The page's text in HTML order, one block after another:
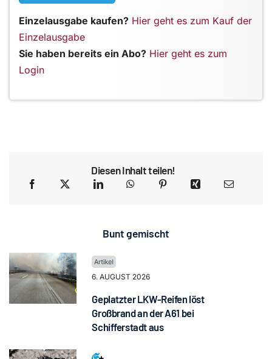
Einzelausgabe kaufen? Hier geht es zum Kauf der
Einzelausgabe
Sie haben bereits ein Abo? Hier geht es zum
Login
Diesen Inhalt teilen!
Bunt gemischt
6. AUGUST 2026
Geplatzter LKW-Reifen löst
Großbrand an der A61 bei
Schifferstadt aus